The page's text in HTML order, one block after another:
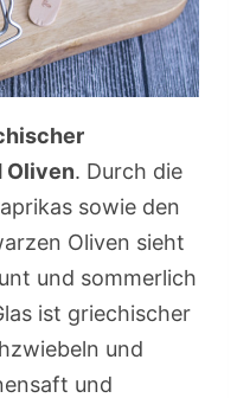
Oliven. Durch die
sowie den
Oliven sieht
und sommerlich
ist griechischer
und
und